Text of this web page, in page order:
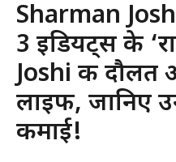
Sharman
3 इडियट्स के
Joshi की दौलत
लाइफ, जानिए
कमाई!